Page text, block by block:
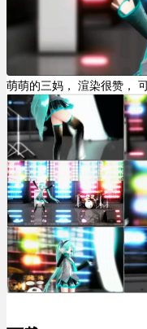
萌萌的三妈， 渲染很赞，